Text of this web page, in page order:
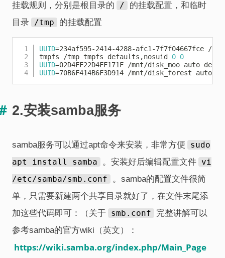
挂载规则，分别是根目录的
/
的挂载配置，和临时
目录 /tmp 的挂载配置
UUID=234af595-2414-4288-afc1-7f7f04667fce /
tmpfs /tmp tmpfs defaults,nosuid 0 0
UUID=02D4FF22D4FF171F /mnt/disk_moo auto
UUID=70B6F414B6F3D914 /mnt/disk_forest
Copy
2.安装samba服务
samba服务可以通过apt命令来安装，非常方便
sudo
apt install samba
。安装好后编辑配置文件 vi
/etc/samba/smb.conf
。samba的配置文件很简
单，只需要新建两个共享目录就好了，在文件末尾添
加这些代码即可：（关于 smb.conf
完整讲解可以
参考samba的官方wiki（英文）：
https://wiki.samba.org/index.php/Main_Page